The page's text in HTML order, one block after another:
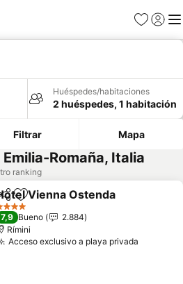
Favoritos
Iniciar
Huéspedes/habitaciones
2 huéspedes, 1 habitación
Filtrar Mapa
Romaña, Italia
ranking
Agregar a favoritos
Vienna Ostenda
Estrellas
7,9 Bueno
2.884
Rímini
Acceso exclusivo a playa privada